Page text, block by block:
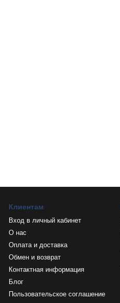
Клиентам
Вход в личный кабинет
О нас
Оплата и доставка
Обмен и возврат
Контактная информация
Блог
Пользовательское соглашение